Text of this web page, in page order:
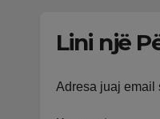
Lini një
Adresa juaj email